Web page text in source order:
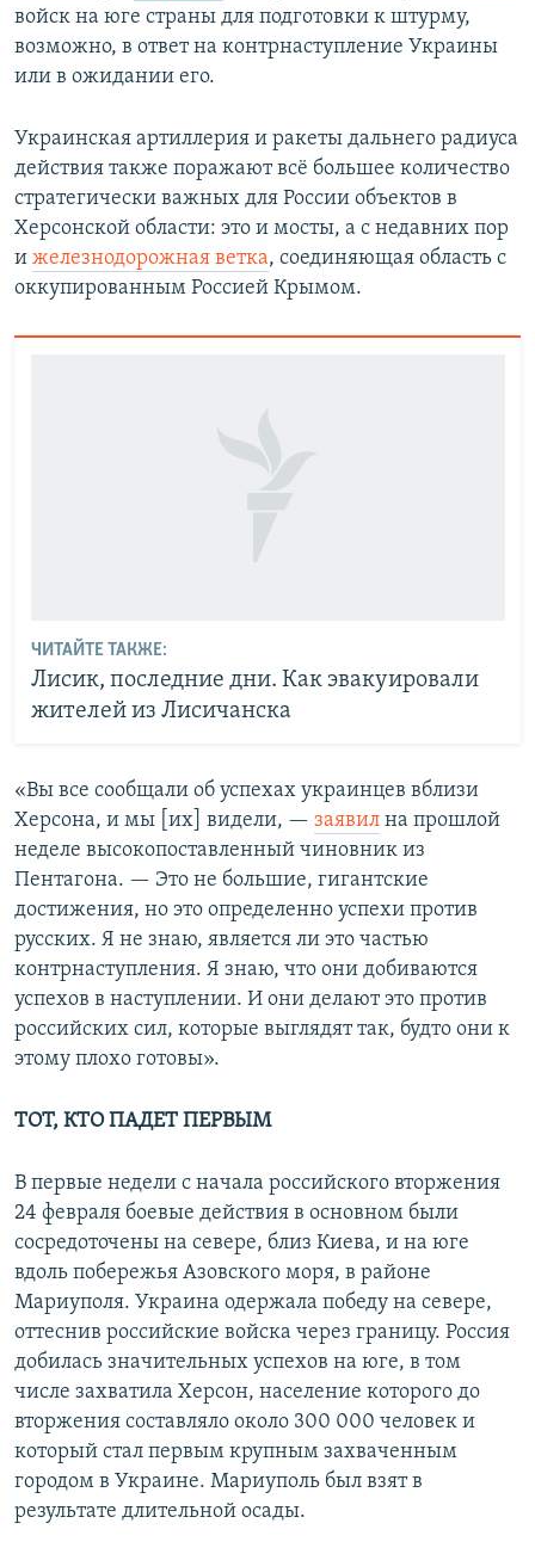
войск на юге страны для подготовки к штурму,
возможно, в ответ на контрнаступление Украины
или в ожидании его.
Украинская артиллерия и ракеты дальнего радиуса
действия также поражают всё большее количество
стратегически важных для России объектов в
Херсонской области: это и мосты, а с недавних пор
и железнодорожная ветка, соединяющая область с
оккупированным Россией Крымом.
ЧИТАЙТЕ ТАКЖЕ:
Лисик, последние дни. Как эвакуировали
жителей из Лисичанска
«Вы все сообщали об успехах украинцев вблизи
Херсона, и мы [их] видели, — заявил на прошлой
неделе высокопоставленный чиновник из
Пентагона. — Это не большие, гигантские
достижения, но это определенно успехи против
русских. Я не знаю, является ли это частью
контрнаступления. Я знаю, что они добиваются
успехов в наступлении. И они делают это против
российских сил, которые выглядят так, будто они к
этому плохо готовы».
ТОТ, КТО ПАДЕТ ПЕРВЫМ
В первые недели с начала российского вторжения
24 февраля боевые действия в основном были
сосредоточены на севере, близ Киева, и на юге
вдоль побережья Азовского моря, в районе
Мариуполя. Украина одержала победу на севере,
оттеснив российские войска через границу. Россия
добилась значительных успехов на юге, в том
числе захватила Херсон, население которого до
вторжения составляло около 300 000 человек и
который стал первым крупным захваченным
городом в Украине. Мариуполь был взят в
результате длительной осады.